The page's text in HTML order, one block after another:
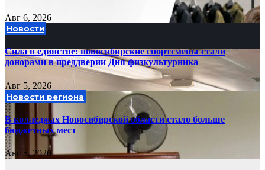
Авг 6, 2026
Новости
Сила в единстве: новосибирские спортсмены стали
донорами в преддверии Дня физкультурника
Авг 5, 2026
Новости региона
В колледжах Новосибирской области стало больше
бюджетных мест
Авг 5, 2026